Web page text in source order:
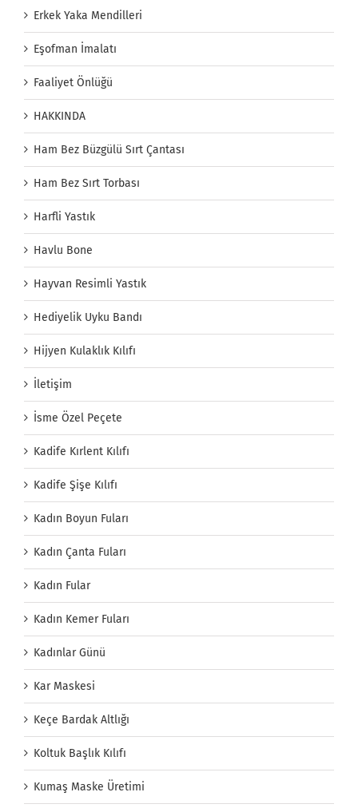
Erkek Yaka Mendilleri
Eşofman İmalatı
Faaliyet Önlüğü
HAKKINDA
Ham Bez Büzgülü Sırt Çantası
Ham Bez Sırt Torbası
Harfli Yastık
Havlu Bone
Hayvan Resimli Yastık
Hediyelik Uyku Bandı
Hijyen Kulaklık Kılıfı
İletişim
İsme Özel Peçete
Kadife Kırlent Kılıfı
Kadife Şişe Kılıfı
Kadın Boyun Fuları
Kadın Çanta Fuları
Kadın Fular
Kadın Kemer Fuları
Kadınlar Günü
Kar Maskesi
Keçe Bardak Altlığı
Koltuk Başlık Kılıfı
Kumaş Maske Üretimi